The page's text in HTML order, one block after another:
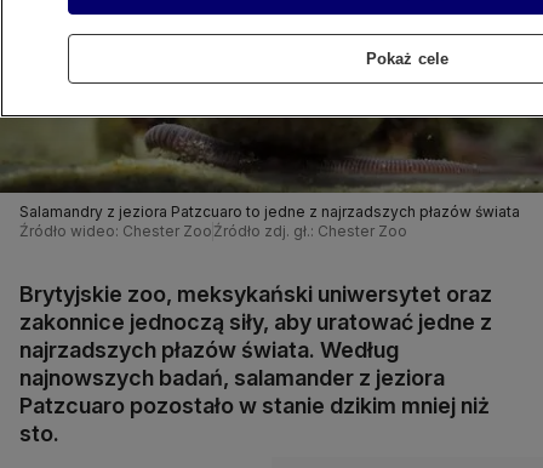
Salamandry z jeziora Patzcuaro to jedne z najrzadszych płazów świata
Źródło wideo: Chester Zoo Źródło zdj. gł.: Chester Zoo
Brytyjskie zoo, meksykański uniwersytet oraz
zakonnice jednoczą siły, aby uratować jedne z
najrzadszych płazów świata. Według
najnowszych badań, salamander z jeziora
Patzcuaro pozostało w stanie dzikim mniej niż
sto.
Pokaż cele